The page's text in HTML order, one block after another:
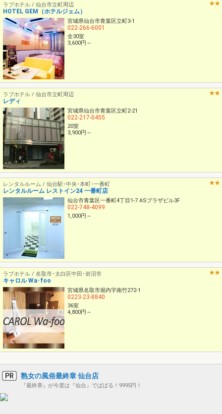
ラブホテル / 仙台市立町周辺
HOTEL GEM（ホテルジェム）
宮城県仙台市青葉区立町3-1
022-266-6001
全30室
3,600円～
ラブホテル / 仙台市立町周辺
レディ
宮城県仙台市青葉区立町2-21
022-217-0455
20室
3,900円～
レンタルルーム / 仙台駅･中央･本町･一番町
レンタルルーム レストイン24 一番町店
仙台市青葉区一番町4丁目1-7 ASプラザビル3F
022-748-4099
1,000円～
ラブホテル / 名取市･太白区中田･岩沼市
キャロル Wa･foo
宮城県名取市堀内字南竹272-1
0223-23-8840
36室
4,800円～
PR 熟女の風俗最終章 仙台店
『最終章』が今度は『仙台』でばばる！9995円！